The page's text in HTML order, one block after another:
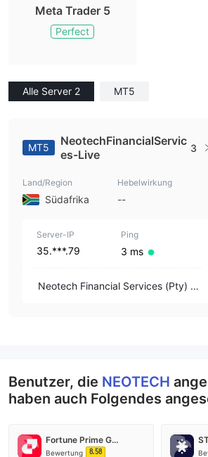
Meta Trader 5
Perfect
Alle Server 2 MT5
MT5
NeotechFinancialServic
es-Live
3
Land/Region
Südafrika
Hebelwirkung
--
Server-IP
35.***.79
Ping
3 ms
Neotech Financial Services (Pty) Lt
Benutzer, die NEOTECH
haben auch Folgendes
Fortune Prime Global
Bewertung 8.58